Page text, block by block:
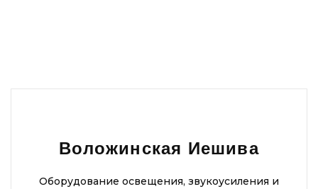
Воложинская Иешива
Оборудование освещения, звукоусиления и